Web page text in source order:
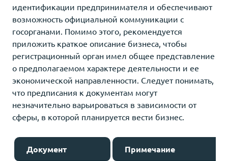
идентификации предпринимателя и обеспечивают
возможность официальной коммуникации с
госорганами. Помимо этого, рекомендуется
приложить краткое описание бизнеса, чтобы
регистрационный орган имел общее представление
о предполагаемом характере деятельности и ее
экономической направленности. Следует понимать,
что предписания к документам могут
незначительно варьироваться в зависимости от
сферы, в которой планируется вести бизнес.
Документ Примечание